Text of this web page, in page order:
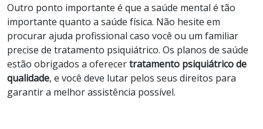
Outro ponto importante é que a saúde mental é tão
importante quanto a saúde física. Não hesite em
procurar ajuda profissional caso você ou um familiar
precise de tratamento psiquiátrico. Os planos de saúde
estão obrigados a oferecertratamento psiquiátrico de
qualidade, e você deve lutar pelos seus direitos para
garantir a melhor assistência possível.